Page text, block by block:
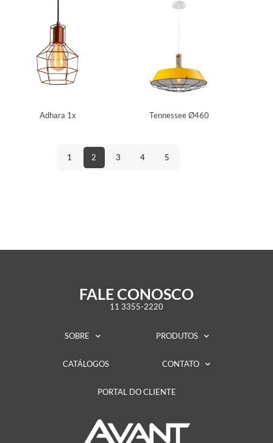
Adhara 1x Tennessee Ø460
1 2 3 4 5
FALE CONOSCO
11 3355-2220
SOBRE PRODUTOS
CATÁLOGOS CONTATO
PORTAL DO CLIENTE